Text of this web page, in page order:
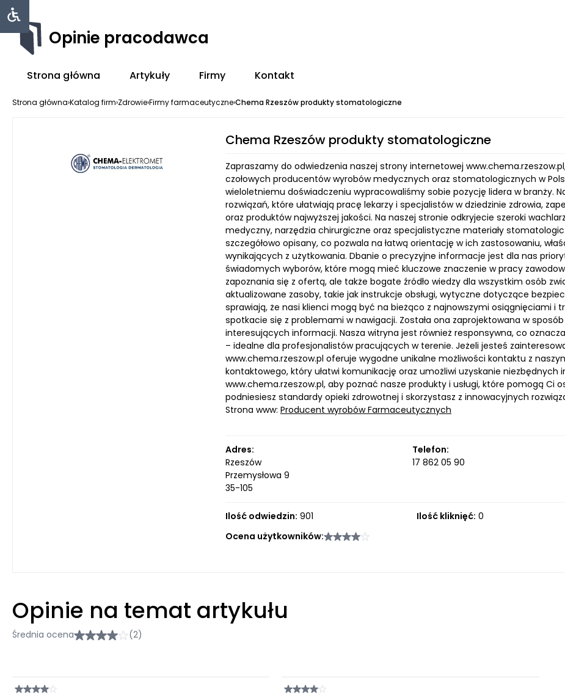
Opinie pracodawca
Strona główna Artykuły Firmy Kontakt
Strona główna›Katalog firm›Zdrowie›Firmy farmaceutyczne›Chema Rzeszów produkty stomatologiczne
Chema Rzeszów produkty stomatologiczne
Zapraszamy do odwiedzenia naszej strony internetowej
czołowych producentów wyrobów medycznych oraz stomatologicznych w
wieloletniemu doświadczeniu wypracowaliśmy sobie pozycję lidera w branży.
rozwiązań, które ułatwiają pracę lekarzy i specjalistów w dziedzinie zdrowia,
oraz produktów najwyższej jakości. Na naszej stronie odkryjecie szeroki
medyczny, narzędzia chirurgiczne oraz specjalistyczne materiały
szczegółowo opisany, co pozwala na łatwą orientację w ich zastosowaniu,
wynikających z użytkowania. Dbanie o precyzyjne informacje jest dla nas
świadomych wyborów, które mogą mieć kluczowe znaczenie w pracy
zapoznania się z ofertą, ale także bogate źródło wiedzy dla wszystkim osób
aktualizowane zasoby, takie jak instrukcje obsługi, wytyczne dotyczące
sprawiają, że nasi klienci mogą być na bieżąco z najnowszymi osiągnięciami i
spotkacie się z problemami w nawigacji. Została ona zaprojektowana w
interesujących informacji. Nasza witryna jest również responsywna, co
– idealne dla profesjonalistów pracujących w terenie. Jeżeli jesteś
www.chema.rzeszow.pl oferuje wygodne unikalne możliwości kontaktu z
kontaktowego, który ułatwi komunikację oraz umożliwi uzyskanie niezbędnych
www.chema.rzeszow.pl, aby poznać nasze produkty i usługi, które pomogą Ci
podniesiesz standardy opieki zdrowotnej i skorzystasz z innowacyjnych
Strona www: Producent wyrobów Farmaceutycznych
Adres:
Rzeszów
Przemysłowa 9
35-105
Telefon:
17 862 05 90
Ilość odwiedzin: 901 Ilość kliknięć: 0
Ocena użytkowników:
Opinie na temat artykułu
Średnia ocena (2)